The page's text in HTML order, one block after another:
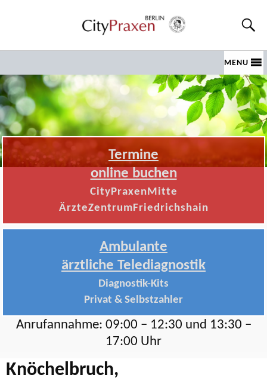
MENU
Termine
online buchen
CityPraxenMitte
ÄrzteZentrumFriedrichshain
Ambulante
ärztliche Telediagnostik
Diagnostik-Kits
Privat & Selbstzahler
Anrufannahme: 09:00 – 12:30 und 13:30 –
17:00 Uhr
Knöchelbruch,